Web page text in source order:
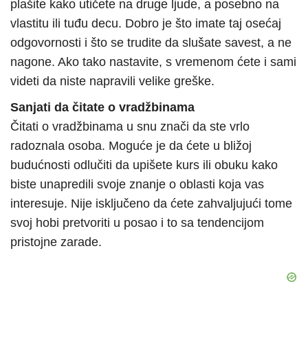
plašite kako utičete na druge ljude, a posebno na
vlastitu ili tuđu decu. Dobro je što imate taj osećaj
odgovornosti i što se trudite da slušate savest, a ne
nagone. Ako tako nastavite, s vremenom ćete i sami
videti da niste napravili velike greške.
Sanjati da čitate o vradžbinama
Čitati o vradžbinama u snu znači da ste vrlo
radoznala osoba. Moguće je da ćete u bližoj
budućnosti odlučiti da upišete kurs ili obuku kako
biste unapredili svoje znanje o oblasti koja vas
interesuje. Nije isključeno da ćete zahvaljujući tome
svoj hobi pretvoriti u posao i to sa tendencijom
pristojne zarade.